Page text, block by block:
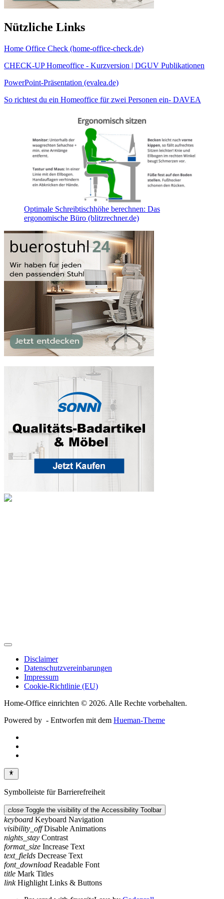
Nützliche Links
Home Office Check (home-office-check.de)
CHECK-UP Homeoffice - Kurzversion | DGUV Publikationen
PowerPoint-Präsentation (evalea.de)
So richtest du ein Homeoffice für zwei Personen ein- DAVEA
Optimale Schreibtischhöhe berechnen: Das
ergonomische Büro (blitzrechner.de)
Disclaimer
Datenschutzvereinbarungen
Impressum
Cookie-Richtlinie (EU)
Home-Office einrichten © 2026. Alle Rechte vorbehalten.
Powered by - Entworfen mit dem Hueman-Theme
Symbolleiste für Barrierefreiheit
close Toggle the visibility of the Accessibility Toolbar
keyboard Keyboard Navigation
visibility_off Disable Animations
nights_stay Contrast
format_size Increase Text
text_fields Decrease Text
font_download Readable Font
title Mark Titles
link Highlight Links & Buttons